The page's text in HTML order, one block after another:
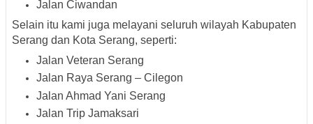
Jalan Ciwandan
Selain itu kami juga melayani seluruh wilayah Kabupaten
Serang dan Kota Serang, seperti:
Jalan Veteran Serang
Jalan Raya Serang – Cilegon
Jalan Ahmad Yani Serang
Jalan Trip Jamaksari